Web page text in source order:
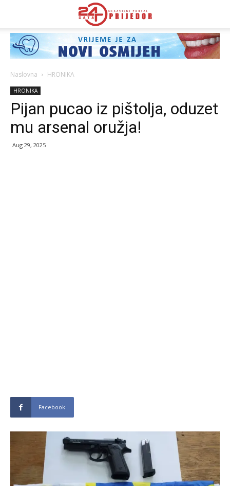
Naslovna HRONIKA
HRONIKA
Pijan pucao iz pištolja, oduzet
mu arsenal oružja!
Aug 29, 2025
Facebook